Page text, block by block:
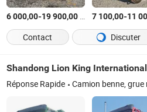
6 000,00-19 900,00 /Pièce
7 100,00-11
Contact
Discuter
Shandong Lion King
Réponse Rapide Camion benne, grue montée sur camion, tête de tracteur, semi-remorque, machines d'excavation,